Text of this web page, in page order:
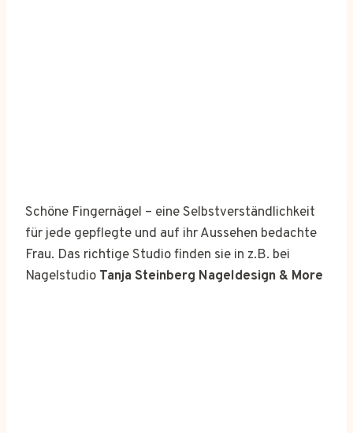
Schöne Fingernägel – eine Selbstverständlichkeit
für jede gepflegte und auf ihr Aussehen bedachte
Frau. Das richtige Studio finden sie in z.B. bei
Nagelstudio Tanja Steinberg Nageldesign & More